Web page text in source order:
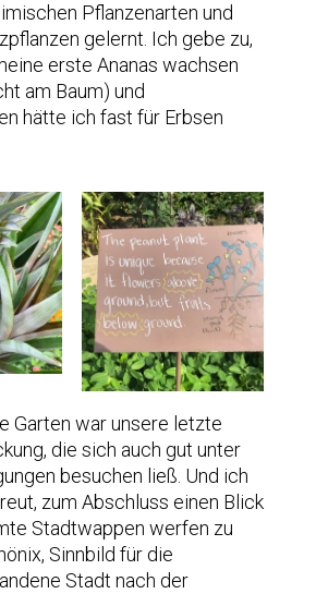
Pflanzenarten und
gelernt. Ich gebe zu,
erste Ananas wachsen
am Baum) und
hätte ich fast für Erbsen
Garten war unsere letzte
die sich auch gut unter
besuchen ließ. Und ich
zum Abschluss einen Blick
Stadtwappen werfen zu
Sinnbild für die
Stadt nach der